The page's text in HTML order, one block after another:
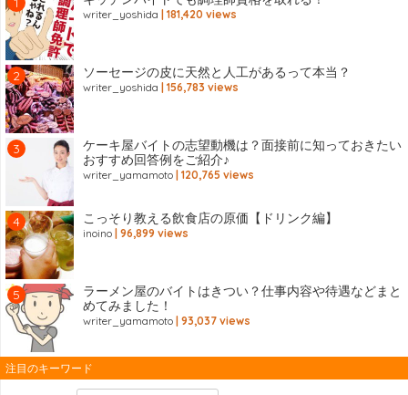
writer_yoshida | 181,420 views
ソーセージの皮に天然と人工があるって本当？
writer_yoshida | 156,783 views
ケーキ屋バイトの志望動機は？面接前に知っておきたい
おすすめ回答例をご紹介♪
writer_yamamoto | 120,765 views
こっそり教える飲食店の原価【ドリンク編】
inoino | 96,899 views
ラーメン屋のバイトはきつい？仕事内容や待遇などまと
めてみました！
writer_yamamoto | 93,037 views
注目のキーワード